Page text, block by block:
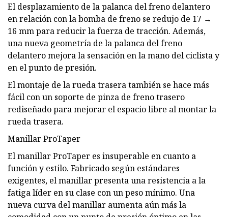
El desplazamiento de la palanca del freno delantero
en relación con la bomba de freno se redujo de 17 →
16 mm para reducir la fuerza de tracción. Además,
una nueva geometría de la palanca del freno
delantero mejora la sensación en la mano del ciclista y
en el punto de presión.
El montaje de la rueda trasera también se hace más
fácil con un soporte de pinza de freno trasero
rediseñado para mejorar el espacio libre al montar la
rueda trasera.
Manillar ProTaper
El manillar ProTaper es insuperable en cuanto a
función y estilo. Fabricado según estándares
exigentes, el manillar presenta una resistencia a la
fatiga líder en su clase con un peso mínimo. Una
nueva curva del manillar aumenta aún más la